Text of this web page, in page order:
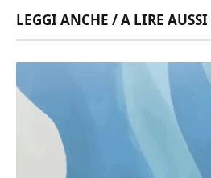
LEGGI ANCHE / A LIRE AUSSI